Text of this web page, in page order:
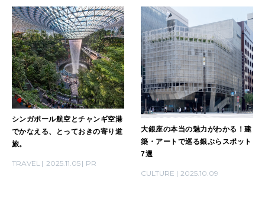
シンガポール航空とチャンギ空港
でかなえる、とっておきの寄り道
旅。
TRAVEL 2025.11.05 PR
大銀座の本当の魅力がわかる！建
築・アートで巡る銀ぶらスポット
7選
CULTURE 2025.10.09